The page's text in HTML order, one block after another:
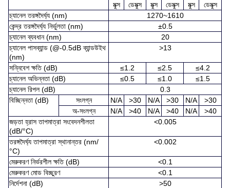
মুক্স
ডেমুক্স মুক্স ডেমুক্স মুক্স
ডেমুক্স
চ্যানেল তরঙ্গদৈর্ঘ্য (nm)
1270~1610
কেন্দ্র তরঙ্গদৈর্ঘ্য নির্ভুলতা (nm)
±0.5
চ্যানেল ব্যবধান (nm)
20
চ্যানেল পাসব্যান্ড (@-0.5dB ব্যান্ডউইথ
(nm)
>13
সন্নিবেশ ক্ষতি (dB) ≤1.2 ≤2.5
≤4.2
চ্যানেল অভিন্নতা (dB)
≤0.5 ≤1.0
≤1.5
চ্যানেল রিপল (dB)
0.3
বিচ্ছিন্নতা (dB)
সংলগ্ন N/A >30 N/A >30 N/A
>30
অ-সংলগ্ন
N/A >40 N/A >40 N/A
>40
জড়তা হ্রাস তাপমাত্রা সংবেদনশীলতা
(dB/°C)
<0.005
তরঙ্গদৈর্ঘ্য তাপমাত্রা স্থানান্তর (nm/
°C)
<0.002
মেরুকরণ নির্ভরশীল ক্ষতি (dB)
<0.1
মেরুকরণ মোড বিচ্ছুরণ
<0.1
নির্দেশনা (dB)
>50